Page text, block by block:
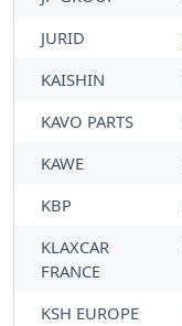
JURID
KAISHIN
KAVO PARTS
KAWE
KBP
KLAXCAR
FRANCE
KSH EUROPE